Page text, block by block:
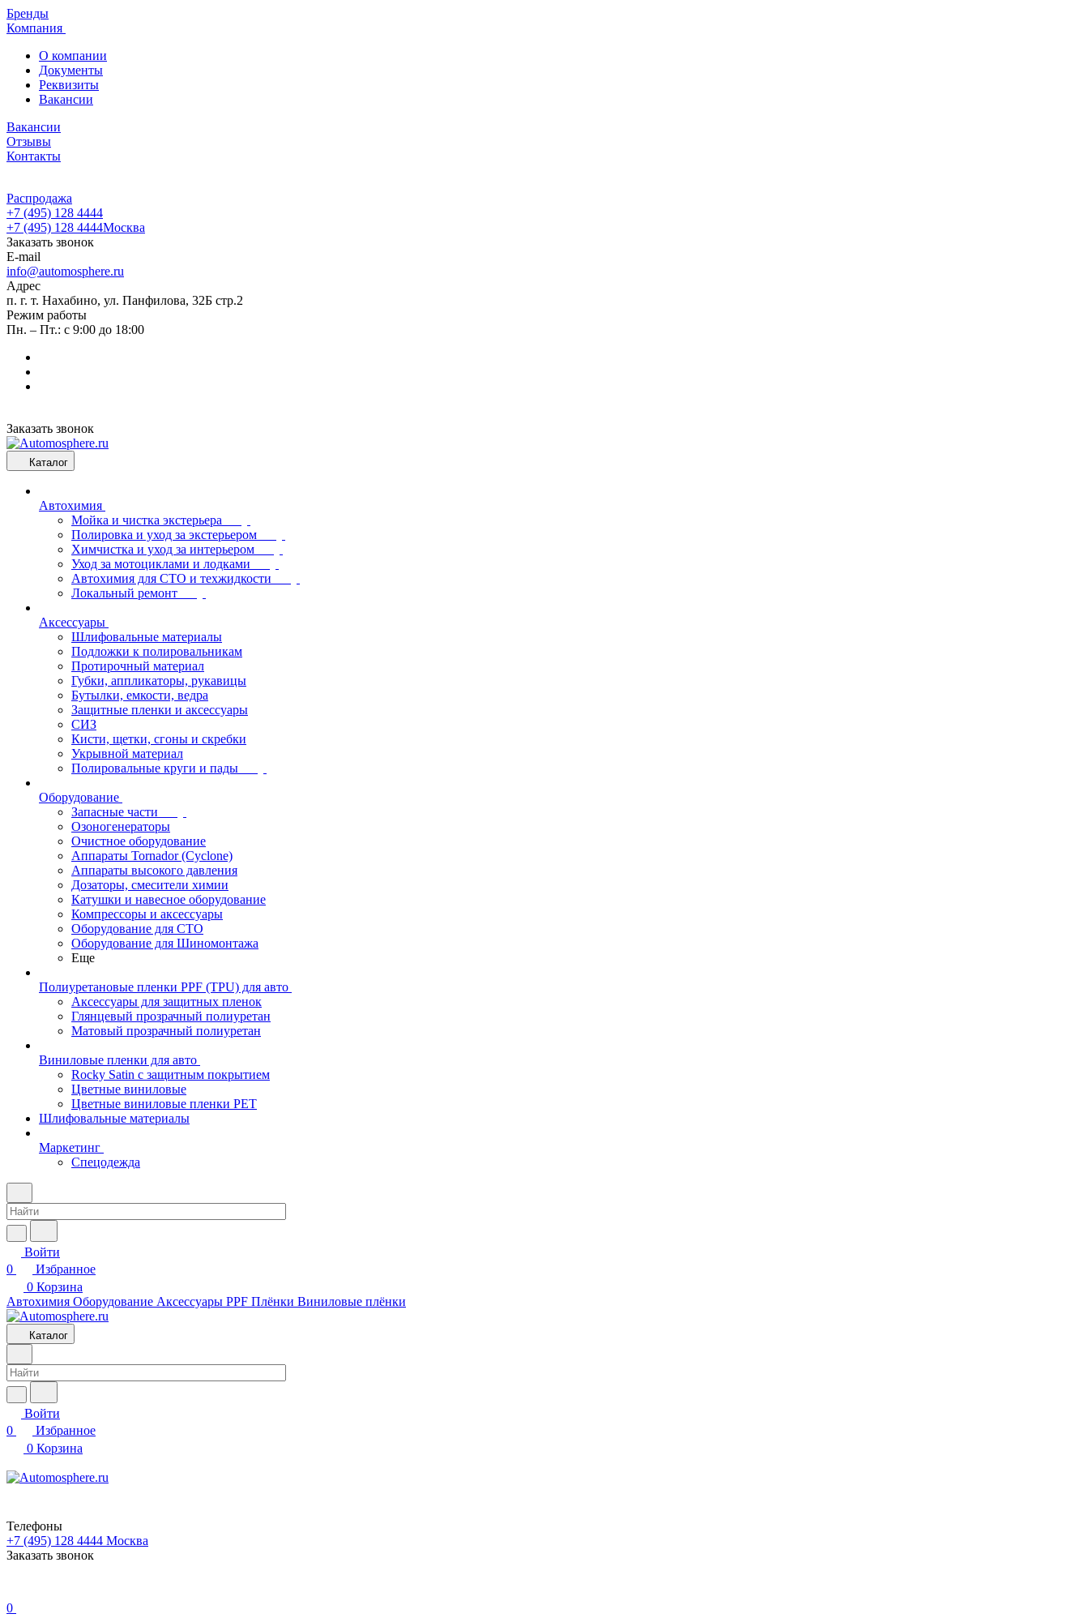
Бренды
Компания
О компании
Документы
Реквизиты
Вакансии
Вакансии
Отзывы
Контакты
Распродажа
+7 (495) 128 4444
+7 (495) 128 4444Москва
Заказать звонок
E-mail
info@automosphere.ru
Адрес
п. г. т. Нахабино, ул. Панфилова, 32Б стр.2
Режим работы
Пн. – Пт.: с 9:00 до 18:00
Заказать звонок
Каталог
Автохимия
Мойка и чистка экстерьера
Полировка и уход за экстерьером
Химчистка и уход за интерьером
Уход за мотоциклами и лодками
Автохимия для СТО и техжидкости
Локальный ремонт
Аксессуары
Шлифовальные материалы
Подложки к полировальникам
Протирочный материал
Губки, аппликаторы, рукавицы
Бутылки, емкости, ведра
Защитные пленки и аксессуары
СИЗ
Кисти, щетки, сгоны и скребки
Укрывной материал
Полировальные круги и пады
Оборудование
Запасные части
Озоногенераторы
Очистное оборудование
Аппараты Tornador (Cyclone)
Аппараты высокого давления
Дозаторы, смесители химии
Катушки и навесное оборудование
Компрессоры и аксессуары
Оборудование для СТО
Оборудование для Шиномонтажа
Еще
Полиуретановые пленки PPF (TPU) для авто
Аксессуары для защитных пленок
Глянцевый прозрачный полиуретан
Матовый прозрачный полиуретан
Виниловые пленки для авто
Rocky Satin с защитным покрытием
Цветные виниловые
Цветные виниловые пленки PET
Шлифовальные материалы
Маркетинг
Спецодежда
Войти
0
Избранное
0 Корзина
Автохимия Оборудование Аксессуары PPF Плёнки Виниловые плёнки
Каталог
Войти
0
Избранное
0 Корзина
Телефоны
+7 (495) 128 4444 Москва
Заказать звонок
0